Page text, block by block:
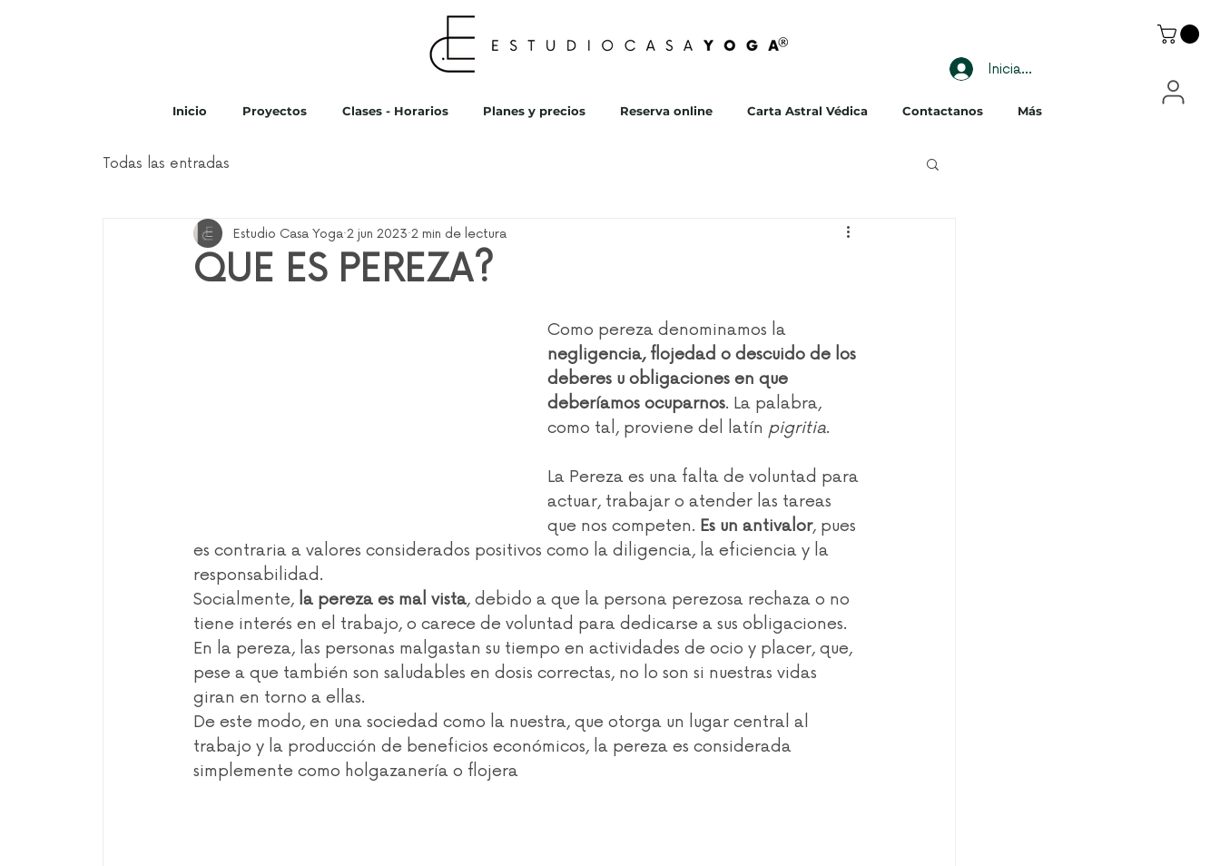
Iniciar sesión
Inicio Proyectos Clases - Horarios Planes y precios Reserva online Carta Astral Védica Contactanos Más
Todas las entradas
QUE ES PEREZA?
Estudio Casa Yoga 2 jun 2023 2 min de lectura
Como pereza denominamos la
negligencia, flojedad o descuido de los
deberes u obligaciones en que
deberíamos ocuparnos. La palabra,
como tal, proviene del latín pigritia.
La Pereza es una falta de voluntad para
actuar, trabajar o atender las tareas
que nos competen. Es un antivalor, pues
es contraria a valores considerados positivos como la diligencia, la eficiencia y la
responsabilidad.
Socialmente, la pereza es mal vista, debido a que la persona perezosa rechaza o no
tiene interés en el trabajo, o carece de voluntad para dedicarse a sus obligaciones.
En la pereza, las personas malgastan su tiempo en actividades de ocio y placer, que,
pese a que también son saludables en dosis correctas, no lo son si nuestras vidas
giran en torno a ellas.
De este modo, en una sociedad como la nuestra, que otorga un lugar central al
trabajo y la producción de beneficios económicos, la pereza es considerada
simplemente como holgazanería o flojera